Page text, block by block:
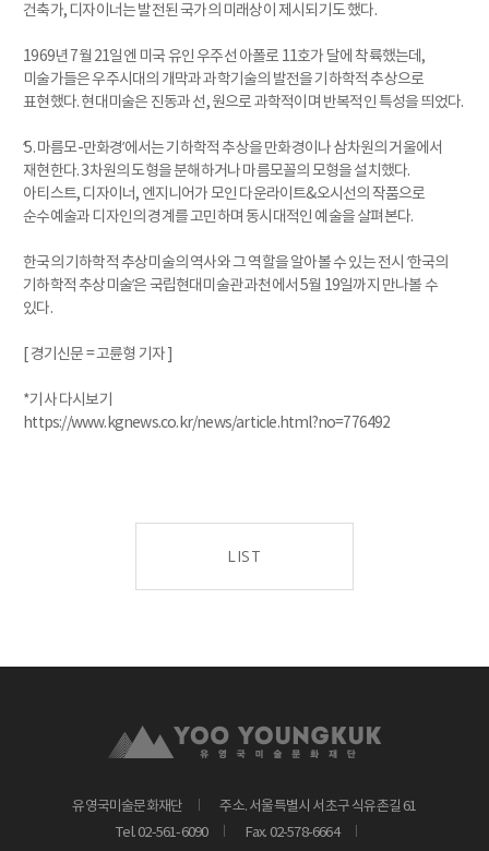
건축가, 디자이너는 발전된 국가의 미래상이 제시되기도 했다.
1969년 7월 21일엔 미국 유인 우주선 아폴로 11호가 달에 착륙했는데,
미술가들은 우주시대의 개막과 과학기술의 발전을 기하학적 추상으로
표현했다. 현대미술은 진동과 선, 원으로 과학적이며 반복적인 특성을 띄었다.
‘5. 마름모-만화경’에서는 기하학적 추상을 만화경이나 삼차원의 거울에서
재현한다. 3차원의 도형을 분해하거나 마름모꼴의 모형을 설치했다.
아티스트, 디자이너, 엔지니어가 모인 다운라이트&오시선의 작품으로
순수예술과 디자인의 경계를 고민하며 동시대적인 예술을 살펴본다.
한국의 기하학적 추상미술의 역사와 그 역할을 알아볼 수 있는 전시 ‘한국의
기하학적 추상미술’은 국립현대미술관 과천에서 5월 19일까지 만나볼 수
있다.
[ 경기신문 = 고륜형 기자 ]
*기사 다시보기
https://www.kgnews.co.kr/news/article.html?no=776492
LIST
유영국미술문화재단
주소. 서울특별시 서초구 식유촌길 61
Tel. 02-561-6090
Fax. 02-578-6664